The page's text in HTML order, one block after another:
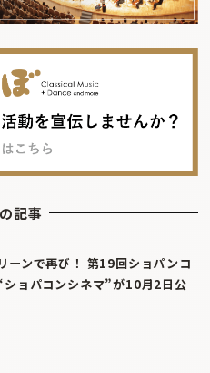
記事
ーンで再び！ 第19回ショパンコ
ショパコンシネマ”が10月2日公